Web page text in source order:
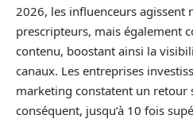
2026, les influenceurs agissent
prescripteurs, mais également
contenu, boostant ainsi la
canaux. Les entreprises
marketing constatent un retour
conséquent, jusqu’à 10 fois